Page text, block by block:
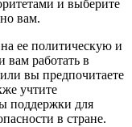
и выберите
вам.
ее политическую и
работать в
вы предпочитаете
учтите
поддержки для
в стране.